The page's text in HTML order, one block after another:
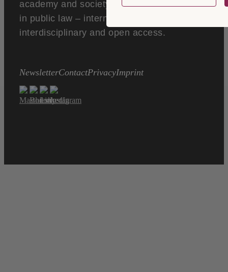
academy and society. We open up debates
in public law – internationally,
interdisciplinary and open access.
NewsletterContactPrivacyImprint